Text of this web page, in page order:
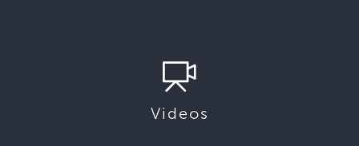
Videos